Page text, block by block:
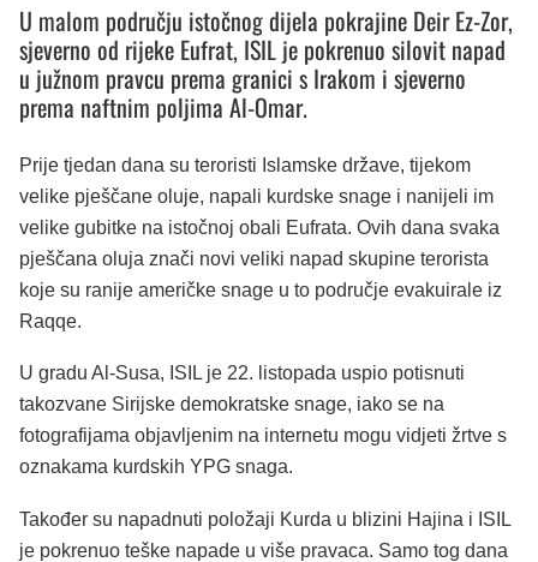
U malom području istočnog dijela pokrajine Deir Ez-Zor,
sjeverno od rijeke Eufrat, ISIL je pokrenuo silovit napad
u južnom pravcu prema granici s Irakom i sjeverno
prema naftnim poljima Al-Omar.
Prije tjedan dana su teroristi Islamske države, tijekom
velike pješčane oluje, napali kurdske snage i nanijeli im
velike gubitke na istočnoj obali Eufrata. Ovih dana svaka
pješčana oluja znači novi veliki napad skupine terorista
koje su ranije američke snage u to područje evakuirale iz
Raqqe.
U gradu Al-Susa, ISIL je 22. listopada uspio potisnuti
takozvane Sirijske demokratske snage, iako se na
fotografijama objavljenim na internetu mogu vidjeti žrtve s
oznakama kurdskih YPG snaga.
Također su napadnuti položaji Kurda u blizini Hajina i ISIL
je pokrenuo teške napade u više pravaca. Samo tog dana